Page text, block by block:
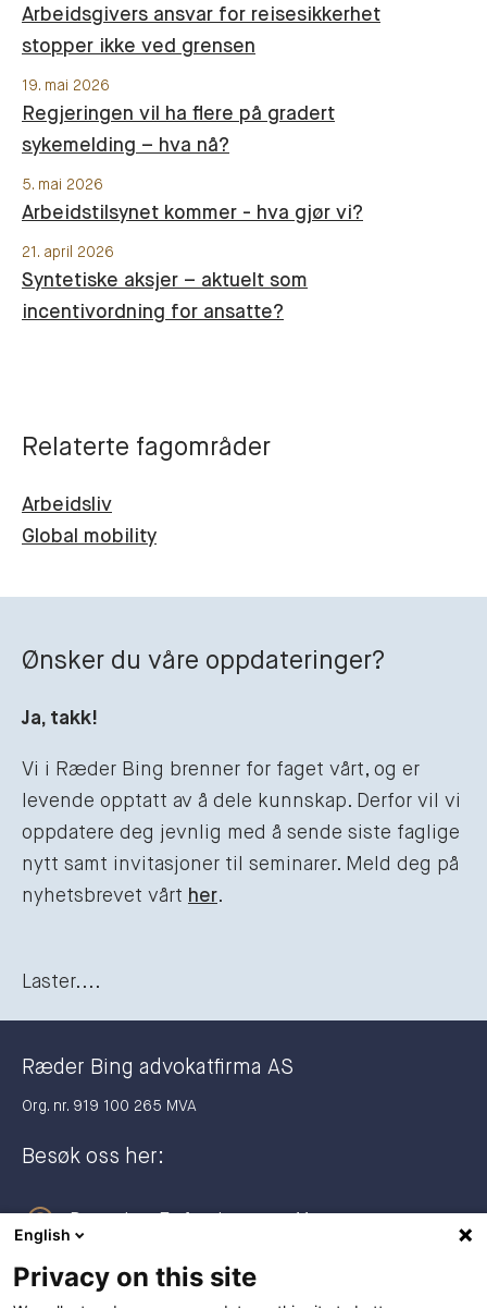
Arbeidsgivers ansvar for reisesikkerhet
stopper ikke ved grensen
19. mai 2026
Regjeringen vil ha flere på gradert
sykemelding – hva nå?
5. mai 2026
Arbeidstilsynet kommer - hva gjør vi?
21. april 2026
Syntetiske aksjer – aktuelt som
incentivordning for ansatte?
Relaterte fagområder
Arbeidsliv
Global mobility
Ønsker du våre oppdateringer?
Ja, takk!
Vi i Ræder Bing brenner for faget vårt, og er
levende opptatt av å dele kunnskap. Derfor vil vi
oppdatere deg jevnlig med å sende siste faglige
nytt samt invitasjoner til seminarer. Meld deg på
nyhetsbrevet vårt her.
Laster....
Ræder Bing advokatfirma AS
Org. nr. 919 100 265 MVA
Besøk oss her:
English
Privacy on this site